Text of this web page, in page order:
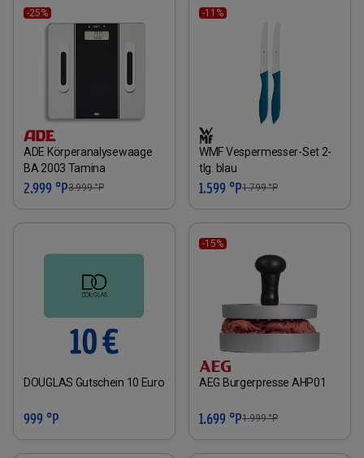
-25%
ADE Körperanalysewaage
BA 2003 Tamina
2.999 °P3.999°P
-11%
WMF Vespermesser-Set 2-
tlg. blau
1.599 °P1.799°P
DOUGLAS Gutschein 10 Euro
999 °P
-15%
AEG Burgerpresse AHP01
1.699 °P1.999°P